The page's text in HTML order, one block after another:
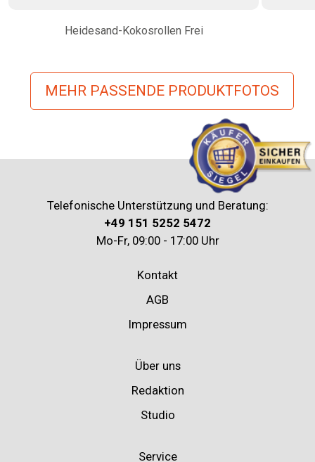
Heidesand-Kokosrollen Frei
MEHR PASSENDE PRODUKTFOTOS
Telefonische Unterstützung und Beratung:
+49 151 5252 5472
Mo-Fr, 09:00 - 17:00 Uhr
Kontakt
AGB
Impressum
Über uns
Redaktion
Studio
Service